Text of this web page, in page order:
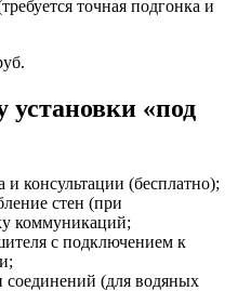
точная подгонка и
установки «под
и консультации (бесплатно);
стен (при
коммуникаций;
с подключением к
соединений (для водяных